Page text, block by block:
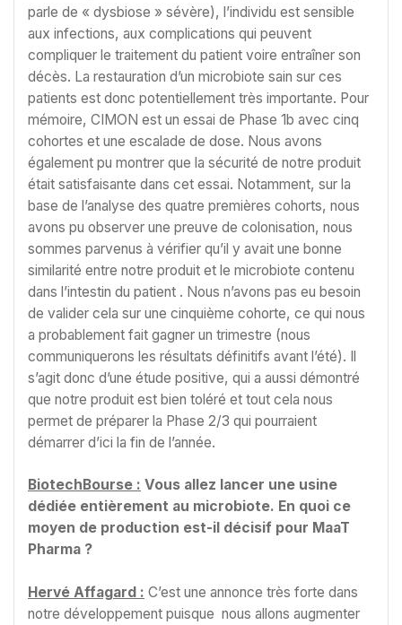
parle de « dysbiose » sévère), l’individu est sensible
aux infections, aux complications qui peuvent
compliquer le traitement du patient voire entraîner son
décès. La restauration d’un microbiote sain sur ces
patients est donc potentiellement très importante. Pour
mémoire, CIMON est un essai de Phase 1b avec cinq
cohortes et une escalade de dose. Nous avons
également pu montrer que la sécurité de notre produit
était satisfaisante dans cet essai. Notamment, sur la
base de l’analyse des quatre premières cohorts, nous
avons pu observer une preuve de colonisation, nous
sommes parvenus à vérifier qu’il y avait une bonne
similarité entre notre produit et le microbiote contenu
dans l’intestin du patient . Nous n’avons pas eu besoin
de valider cela sur une cinquième cohorte, ce qui nous
a probablement fait gagner un trimestre (nous
communiquerons les résultats définitifs avant l’été). Il
s’agit donc d’une étude positive, qui a aussi démontré
que notre produit est bien toléré et tout cela nous
permet de préparer la Phase 2/3 qui pourraient
démarrer d’ici la fin de l’année.
BiotechBourse : Vous allez lancer une usine
dédiée entièrement au microbiote. En quoi ce
moyen de production est-il décisif pour MaaT
Pharma ?
Hervé Affagard : C’est une annonce très forte dans
notre développement puisque nous allons augmenter